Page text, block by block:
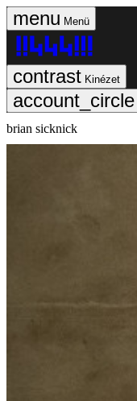
Menü
Kinézet
brian sicknick